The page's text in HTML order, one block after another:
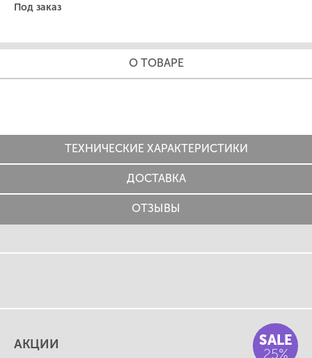
Под заказ
О ТОВАРЕ
ТЕХНИЧЕСКИЕ ХАРАКТЕРИСТИКИ
ДОСТАВКА
ОТЗЫВЫ
АКЦИИ
SALE
25%